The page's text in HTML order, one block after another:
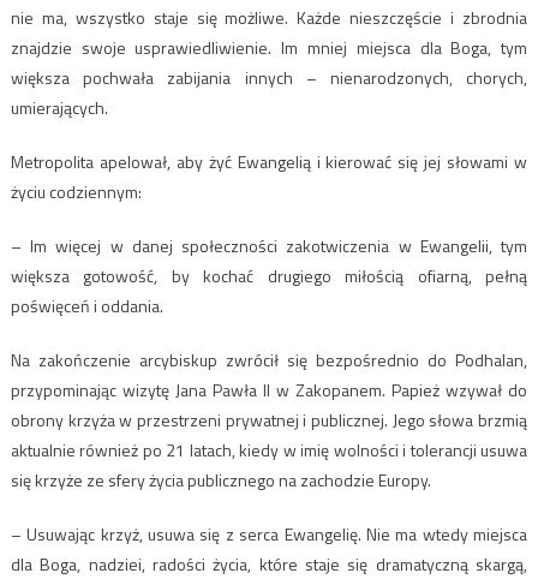
nie ma, wszystko staje się możliwe. Każde nieszczęście i zbrodnia
znajdzie swoje usprawiedliwienie. Im mniej miejsca dla Boga, tym
większa pochwała zabijania innych – nienarodzonych, chorych,
umierających.
Metropolita apelował, aby żyć Ewangelią i kierować się jej słowami w
życiu codziennym:
– Im więcej w danej społeczności zakotwiczenia w Ewangelii, tym
większa gotowość, by kochać drugiego miłością ofiarną, pełną
poświęceń i oddania.
Na zakończenie arcybiskup zwrócił się bezpośrednio do Podhalan,
przypominając wizytę Jana Pawła II w Zakopanem. Papież wzywał do
obrony krzyża w przestrzeni prywatnej i publicznej. Jego słowa brzmią
aktualnie również po 21 latach, kiedy w imię wolności i tolerancji usuwa
się krzyże ze sfery życia publicznego na zachodzie Europy.
– Usuwając krzyż, usuwa się z serca Ewangelię. Nie ma wtedy miejsca
dla Boga, nadziei, radości życia, które staje się dramatyczną skargą,